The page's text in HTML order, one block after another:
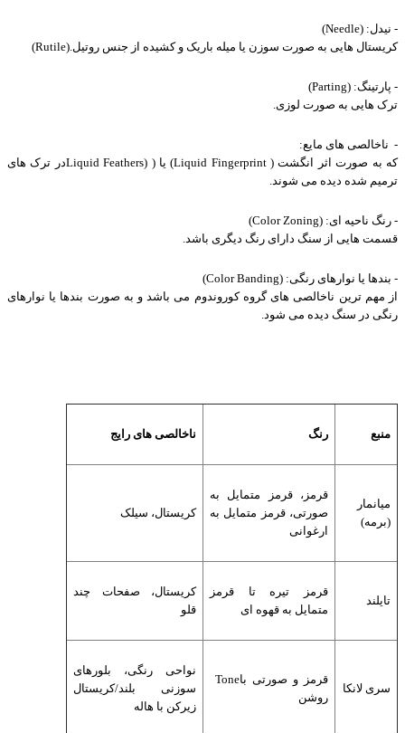
- نیدل(Needle) :
کریستال هایی به صورت سوزن یا میله باریک و کشیده از جنس روتیل (Rutile).
- پارتینگ(Parting) :
ترک هایی به صورت لوزی
- ناخالصی های مایع:
که به صورت اثر انگشت(Liquid Fingerprint ) یا Liquid Feathers) )در ترک های
ترمیم شده دیده می شوند
- رنگ ناحیه ای(Color Zoning) :
قسمت هایی از سنگ دارای رنگ دیگری باشد
- بندها یا نوارهای رنگی(Color Banding) :
از مهم ترین ناخالصی های گروه کوروندوم می باشد و به صورت بندها یا نوارهای
رنگی در سنگ دیده می شود
منبع رنگ ناخالصی های رایج
میانمار
(برمه(
قرمز، قرمز متمایل به
صورتی، قرمز متمایل به
ارغوانی
کریستال، سیلک
تایلند
قرمز تیره تا قرمز
متمایل به قهوه ای
کریستال، صفحات چند
قلو
سری لانکا
قرمز و صورتی باTone
روشن
نواحی رنگی، بلورهای
سوزنی بلند/کریستال
زیرکن با هاله